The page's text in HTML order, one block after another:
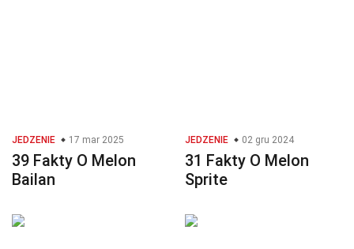
JEDZENIE 17 mar 2025
39 Fakty O Melon
Bailan
JEDZENIE 02 gru 2024
31 Fakty O Melon
Sprite